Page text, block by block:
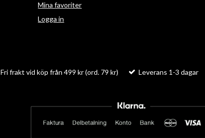
Mina favoriter
Logga in
Fri frakt vid köp från 499 kr (ord. 79 kr) Leverans 1-3 dagar